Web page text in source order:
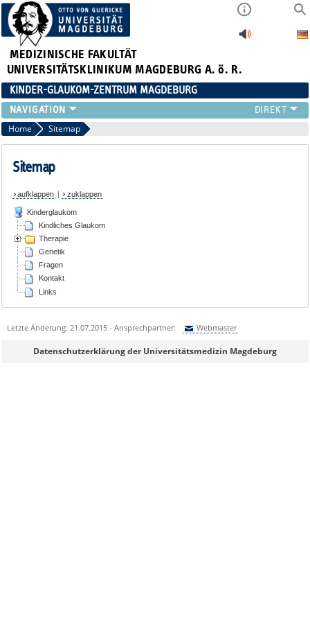
MEDIZINISCHE FAKULTÄT
UNIVERSITÄTSKLINIKUM MAGDEBURG A. ö. R.
KINDER-GLAUKOM-ZENTRUM MAGDEBURG
KINDLICHES GLAUKOM
THERAPIE
GENETIK
KONTAKT
LINKS
Home Sitemap
Sitemap
aufklappen | zuklappen
Kinderglaukom
Kindliches Glaukom
Therapie
Genetik
Fragen
Kontakt
Links
Letzte Änderung: 21.07.2015 - Ansprechpartner: Webmaster
Sie können eine Nachricht versenden an:Webmaster
Datenschutzerklärung der Universitätsmedizin Magdeburg